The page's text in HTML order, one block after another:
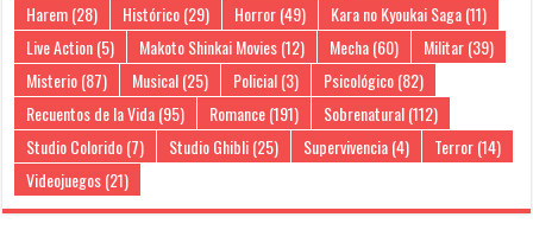
Harem(28) Histórico(29) Horror(49) Kara no Kyoukai Saga(11)
Live Action(5) Makoto Shinkai Movies(12) Mecha(60) Militar(39)
Misterio(87) Musical(25) Policial(3) Psicológico(82)
Recuentos de la Vida(95) Romance(191) Sobrenatural(112)
Studio Colorido(7) Studio Ghibli(25) Supervivencia(4) Terror(14)
Videojuegos(21)